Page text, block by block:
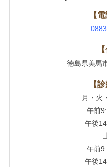
【
徳島県美馬
【
月・火
午前
午後
午前
午後